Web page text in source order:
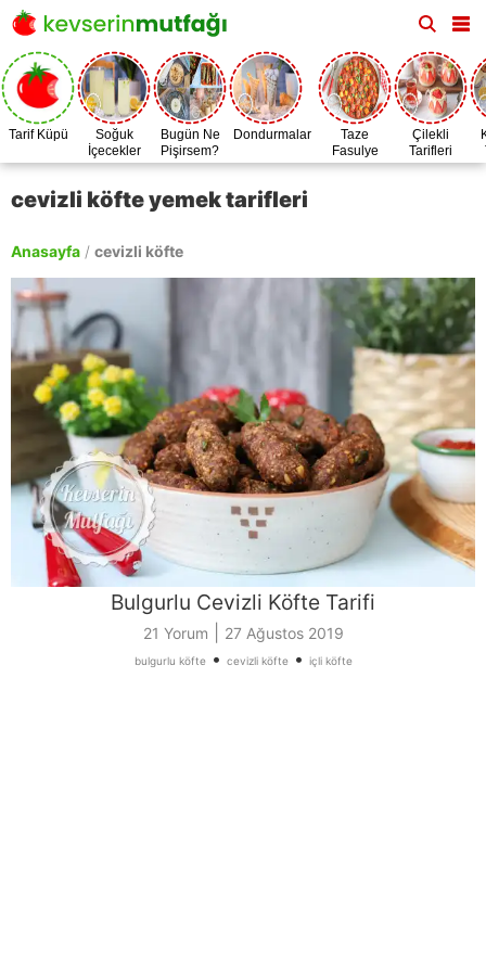
Tarif Küpü
Soğuk
İçecekler
Bugün Ne
Pişirsem?
Dondurmalar
Taze
Fasulye
Zamanı
Çilekli
Tarifleri
cevizli köfte yemek tarifleri
Anasayfa / cevizli köfte
Bulgurlu Cevizli Köfte Tarifi
21 Yorum 27 Ağustos 2019
bulgurlu köfte• cevizli köfte• içli köfte